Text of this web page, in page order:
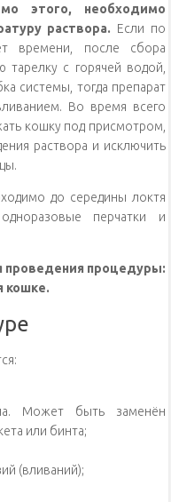
этого, необходимо
раствора. Если по
времени, после сбора
тарелку с горячей водой,
системы, тогда препарат
Во время всего
кошку под присмотром,
раствора и исключить
до середины локтя
перчатки и
проведения процедуры:
кошке.
Может быть заменён
или бинта;
(вливаний);